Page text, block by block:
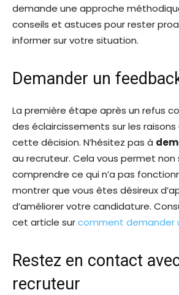
demande une approche
conseils et astuces pour rester
informer sur votre situation.
Demander un
La première étape après un refus
des éclaircissements sur les
cette décision. N’hésitez pas à
au recruteur. Cela vous permet
comprendre ce qui n’a pas
montrer que vous êtes désireux
d’améliorer votre candidature.
cet article surcomment demander
Restez en contact
recruteur